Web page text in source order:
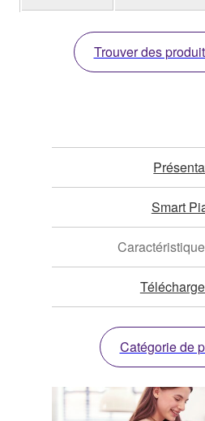
Trouver des
Smart
Catégorie de